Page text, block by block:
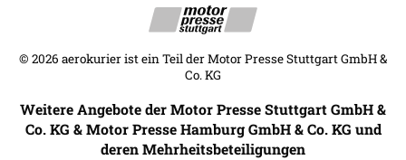
© 2026 aerokurier ist ein Teil der Motor Presse Stuttgart GmbH &
Co. KG
Weitere Angebote der Motor Presse Stuttgart GmbH &
Co. KG & Motor Presse Hamburg GmbH & Co. KG und
deren Mehrheitsbeteiligungen